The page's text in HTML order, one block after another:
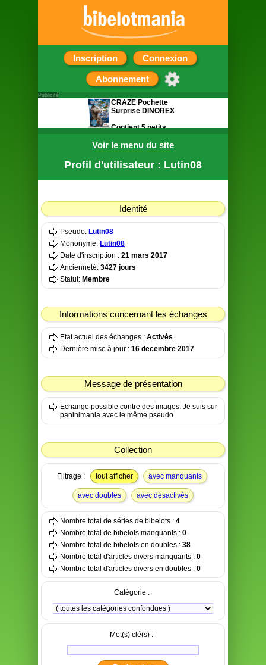
Inscription Connexion
Abonnement
Voir le menu du site
Profil d'utilisateur : Lutin08
Identité
Pseudo: Lutin08
Mononyme: Lutin08
Date d'inscription : 21 mars 2017
Ancienneté: 3427 jours
Statut: Membre
Informations concernant les échanges
Etat actuel des échanges : Activés
Dernière mise à jour : 16 decembre 2017
Message de présentation
Echange possible contre des images. Je suis sur
paninimania avec le même pseudo
Collection
Filtrage : tout afficher avec manquants
avec doubles avec désactivés
Nombre total de séries de bibelots : 4
Nombre total de bibelots manquants : 0
Nombre total de bibelots en doubles : 38
Nombre total d'articles divers manquants : 0
Nombre total d'articles divers en doubles : 0
Catégorie :
Mot(s) clé(s) :
Publicité
CRAZE Pochette
Surprise DINOREX
Contient 5 petits
thème des